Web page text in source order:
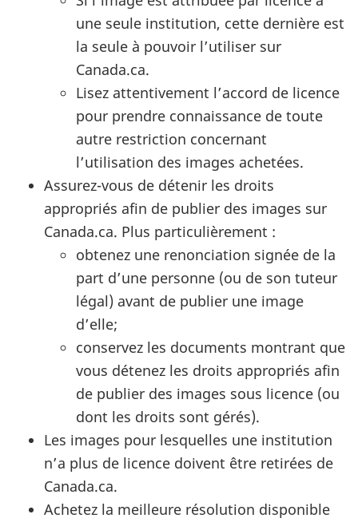
une seule institution, cette dernière est
la seule à pouvoir l’utiliser sur
Canada.ca.
Lisez attentivement l’accord de licence
pour prendre connaissance de toute
autre restriction concernant
l’utilisation des images achetées.
Assurez-vous de détenir les droits
appropriés afin de publier des images sur
Canada.ca. Plus particulièrement :
obtenez une renonciation signée de la
part d’une personne (ou de son tuteur
légal) avant de publier une image
d’elle;
conservez les documents montrant que
vous détenez les droits appropriés afin
de publier des images sous licence (ou
dont les droits sont gérés).
Les images pour lesquelles une institution
n’a plus de licence doivent être retirées de
Canada.ca.
Achetez la meilleure résolution disponible